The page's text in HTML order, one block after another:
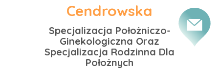
Cendrowska
Specjalizacja Położniczo-
Ginekologiczna Oraz
Specjalizacja Rodzinna Dla
Położnych